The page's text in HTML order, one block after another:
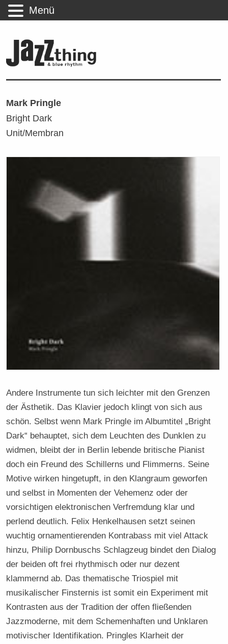
Mark Pringle
Bright Dark
Unit/Membran
Andere Instrumente tun sich leichter mit den Grenzen
der Ästhetik. Das Klavier jedoch klingt von sich aus
schön. Selbst wenn Mark Pringle im Albumtitel „Bright
Dark“ behauptet, sich dem Leuchten des Dunklen zu
widmen, bleibt der in Berlin lebende britische Pianist
doch ein Freund des Schillerns und Flimmerns. Seine
Motive wirken hingetupft, in den Klangraum geworfen
und selbst in Momenten der Vehemenz oder der
vorsichtigen elektronischen Verfremdung klar und
perlend deutlich. Felix Henkelhausen setzt seinen
wuchtig ornamentierenden Kontrabass mit viel Attack
hinzu, Philip Dornbuschs Schlagzeug bindet den Dialog
der beiden oft frei rhythmisch oder nur dezent
klammernd ab. Das thematische Triospiel mit
musikalischer Finsternis ist somit ein Experiment mit
Kontrasten aus der Tradition der offen fließenden
Jazzmoderne, mit dem Schemenhaften und Unklaren
motivischer Identifikation. Pringles Klarheit der
Menü